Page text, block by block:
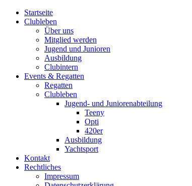
Startseite
Clubleben
Über uns
Mitglied werden
Jugend und Junioren
Ausbildung
Clubintern
Events & Regatten
Regatten
Clubleben
Jugend- und Juniorenabteilung
Teeny
Opti
420er
Ausbildung
Yachtsport
Kontakt
Rechtliches
Impressum